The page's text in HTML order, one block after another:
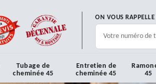
ON VOUS
Tubage de
cheminée 45
Entretien de
cheminée 45
45